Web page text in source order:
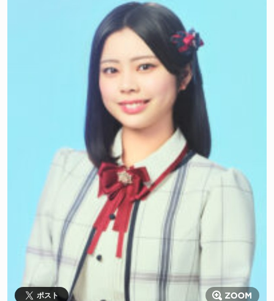
ポスト